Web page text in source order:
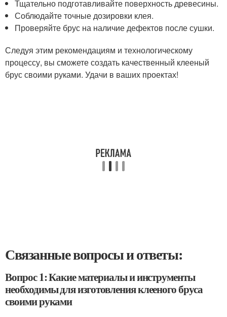
Тщательно подготавливайте поверхность древесины.
Соблюдайте точные дозировки клея.
Проверяйте брус на наличие дефектов после сушки.
Следуя этим рекомендациям и технологическому
процессу, вы сможете создать качественный клееный
брус своими руками. Удачи в ваших проектах!
Связанные вопросы и ответы:
Вопрос 1: Какие материалы и инструменты
необходимы для изготовления клееного бруса
своими руками